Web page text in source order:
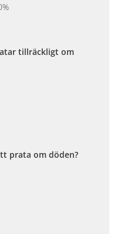
tillräckligt om
prata om döden?